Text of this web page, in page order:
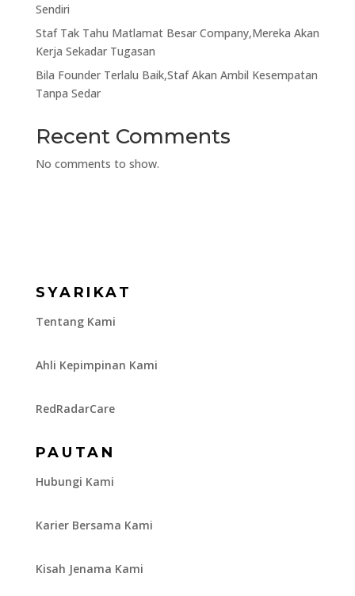
Sendiri
Staf Tak Tahu Matlamat Besar Company,Mereka Akan
Kerja Sekadar Tugasan
Bila Founder Terlalu Baik,Staf Akan Ambil Kesempatan
Tanpa Sedar
Recent Comments
No comments to show.
SYARIKAT
Tentang Kami
Ahli Kepimpinan Kami
RedRadarCare
PAUTAN
Hubungi Kami
Karier Bersama Kami
Kisah Jenama Kami